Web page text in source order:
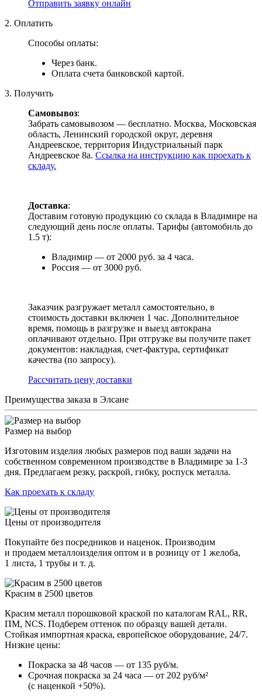
Отправить заявку онлайн
2. Оплатить
Способы оплаты:
Через банк.
Оплата счета банковской картой.
3. Получить
Самовывоз:
Забрать самовывозом — бесплатно. Москва, Московская
область, Ленинский городской округ, деревня
Андреевское, территория Индустриальный парк
Андреевское 8а. Ссылка на инструкцию как проехать к
складу.
Доставка:
Доставим готовую продукцию со склада в Владимире на
следующий день после оплаты. Тарифы (автомобиль до
1.5 т):
Владимир — от 2000 руб. за 4 часа.
Россия — от 3000 руб.
Заказчик разгружает металл самостоятельно, в
стоимость доставки включен 1 час. Дополнительное
время, помощь в разгрузке и выезд автокрана
оплачивают отдельно. При отгрузке вы получите пакет
документов: накладная, счет-фактура, сертификат
качества (по запросу).
Раcсчитать цену доставки
Преимущества заказа в Элсане
Размер на выбор
Изготовим изделия любых размеров под ваши задачи на
собственном современном производстве в Владимире за 1-3
дня. Предлагаем резку, раскрой, гибку, роспуск металла.
Как проехать к складу
Цены от производителя
Покупайте без посредников и наценок. Производим
и продаем металлоизделия оптом и в розницу от 1 желоба,
1 листа, 1 трубы и т. д.
Красим в 2500 цветов
Красим металл порошковой краской по каталогам RAL, RR,
ПМ, NCS. Подберем оттенок по образцу вашей детали.
Стойкая импортная краска, европейское оборудование, 24/7.
Низкие цены:
Покраска за 48 часов — от 135 руб/м.
Срочная покраска за 24 часа — от 202 руб/м²
(с наценкой +50%).